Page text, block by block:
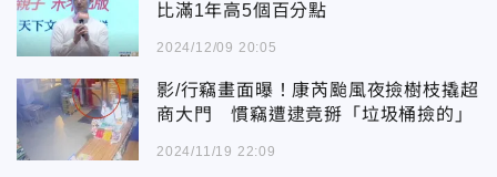
比滿1年高5個百分點
2024/12/09 20:05
影/行竊畫面曝！康芮颱風夜撿樹枝撬超
商大門 慣竊遭逮竟掰「垃圾桶撿的」
2024/11/19 22:09